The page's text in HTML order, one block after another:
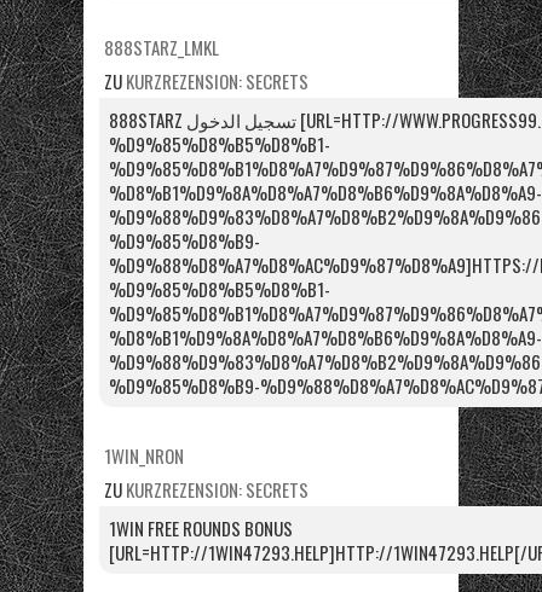
888STARZ_LMKL
ZUKURZREZENSION: SECRETS
888STARZ تسجيل الدخول [URL=HTTP://WWW.PROGRESS99.RU/888STARZ-
%D9%85%D8%B5%D8%B1-
%D8%B1%D9%8A%D8%A7%D8%B6%D9%8A%D8%A9-
%D9%85%D8%B9-
%D9%88%D8%A7%D8%AC%D9%87%D8%A9]HTTPS://
%D9%85%D8%B5%D8%B1-
%D8%B1%D9%8A%D8%A7%D8%B6%D9%8A%D8%A9-
%D9%85%D8%B9-
1WIN_NRON
ZUKURZREZENSION: SECRETS
1WIN FREE ROUNDS BONUS
[URL=HTTP://1WIN47293.HELP]HTTP://1WIN47293.HELP[/